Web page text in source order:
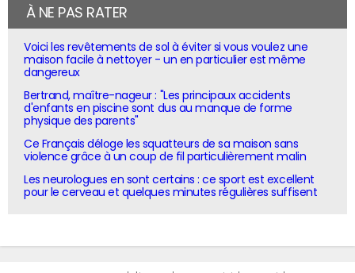
À NE PAS RATER
Voici les revêtements de sol à éviter si vous voulez une
maison facile à nettoyer - un en particulier est même
dangereux
Bertrand, maître-nageur : "Les principaux accidents
d'enfants en piscine sont dus au manque de forme
physique des parents"
Ce Français déloge les squatteurs de sa maison sans
violence grâce à un coup de fil particulièrement malin
Les neurologues en sont certains : ce sport est excellent
pour le cerveau et quelques minutes régulières suffisent